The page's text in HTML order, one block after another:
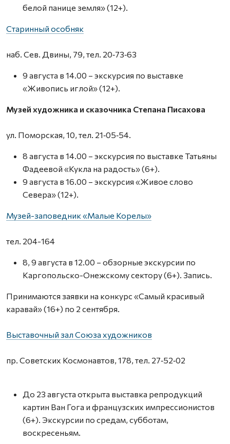
белой панице земля» (12+).
Старинный особняк
наб. Сев. Двины, 79, тел. 20‑73‑63
9 августа в 14.00 – экскурсия по выставке
«Живопись иглой» (12+).
Музей художника и сказочника Степана Писахова
ул. Поморская, 10, тел. 21‑05‑54.
8 августа в 14.00 – экскурсия по выставке Татьяны
Фадеевой «Кукла на радость» (6+).
9 августа в 16.00 – экскурсия «Живое слово
Севера» (12+).
Музей-заповедник «Малые Корелы»
тел. 204-164
8, 9 августа в 12.00 – обзорные экскурсии по
Каргопольско-Онежскому сектору (6+). Запись.
Принимаются заявки на конкурс «Самый красивый
каравай» (16+) по 2 сентября.
Выставочный зал Союза художников
пр. Советских Космонавтов, 178, тел. 27‑52‑02
До 23 августа открыта выставка репродукций
картин Ван Гога и французских импрессионистов
(6+). Экскурсии по средам, субботам,
воскресеньям.